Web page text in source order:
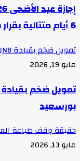
6 أيام متتالية بقرار من رئيس الوزراء
تمويل ضخم بقيادة QNB مصر..لتطوير ميناء شرق بورسعيد
مايو 19, 2026
بورسعيد
حقيقة وقف طباعة العملات
مايو 13, 2026